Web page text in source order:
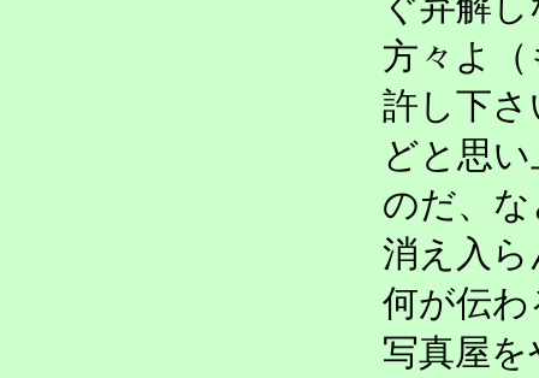
方々よ
許し下
どと思
のだ、
消え入
何が伝
写真屋